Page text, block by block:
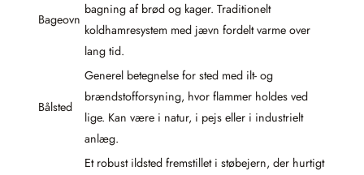
Bageovn
bagning af brød og kager. Traditionelt
koldhamresystem med jævn fordelt varme over
lang tid.
Bålsted
Generel betegnelse for sted med ilt- og
brændstofforsyning, hvor flammer holdes ved
lige. Kan være i natur, i pejs eller i industrielt
anlæg.
Et robust ildsted fremstillet i støbejern, der hurtigt